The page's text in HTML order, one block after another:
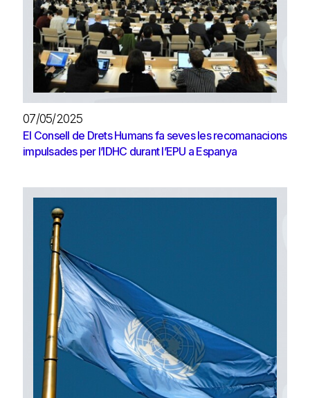
07/05/2025
El Consell de Drets Humans fa seves les recomanacions
impulsades per l’IDHC durant l’EPU a Espanya